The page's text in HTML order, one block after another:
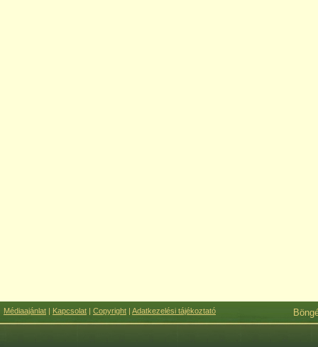
Médiaajánlat | Kapcsolat | Copyright | Adatkezelési tájékoztató